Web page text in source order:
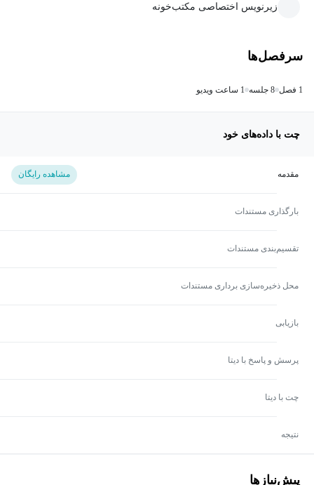
زیرنویس اختصاصی مکتب‌خونه
سرفصل‌ها
1 فصل 8 جلسه 1 ساعت ویدیو
چت با داده‌های خود
مقدمه مشاهده رایگان
بارگذاری مستندات
تقسیم‌بندی مستندات
محل ذخیره‌سازی برداری مستندات
بازیابی
پرسش و پاسخ با دیتا
چت با دیتا
نتیجه
پیش‌نیاز‌ها